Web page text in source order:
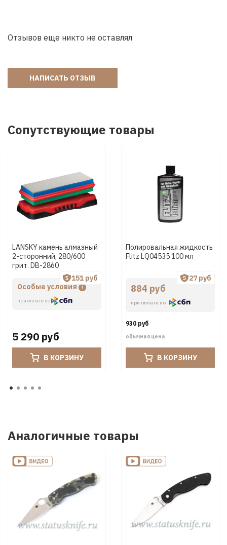
Отзывов еще никто не оставлял
НАПИСАТЬ ОТЗЫВ
Сопутствующие товары
LANSKY камень алмазный
2-сторонний, 280/600
грит. DB-2860
Особые условия
при оплате по
151 руб
5 290 руб
В КОРЗИНУ
Полировальная жидкость
Flitz LQ04535 100 мл
884 руб
при оплате по
27 руб
930 руб
обычная цена
В КОРЗИНУ
Аналогичные товары